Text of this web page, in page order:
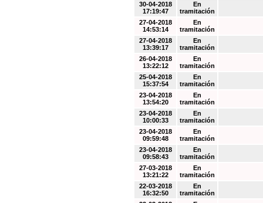
30-04-2018
17:19:47
En
tramitación
27-04-2018
14:53:14
En
tramitación
27-04-2018
13:39:17
En
tramitación
26-04-2018
13:22:12
En
tramitación
25-04-2018
15:37:54
En
tramitación
23-04-2018
13:54:20
En
tramitación
23-04-2018
10:00:33
En
tramitación
23-04-2018
09:59:48
En
tramitación
23-04-2018
09:58:43
En
tramitación
27-03-2018
13:21:22
En
tramitación
22-03-2018
16:32:50
En
tramitación